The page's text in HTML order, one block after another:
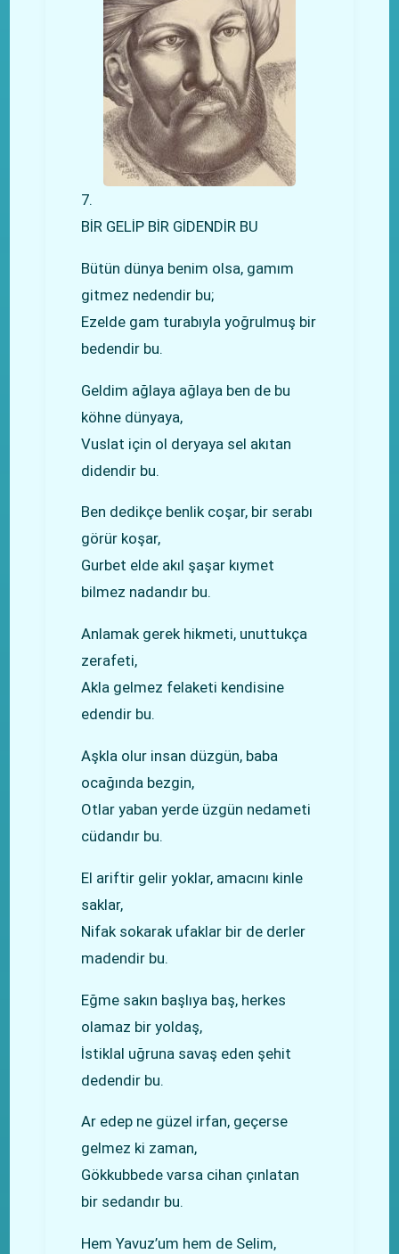
7.
BİR GELİP BİR GİDENDİR BU
Bütün dünya benim olsa, gamım
gitmez nedendir bu;
Ezelde gam turabıyla yoğrulmuş bir
bedendir bu.
Geldim ağlaya ağlaya ben de bu
köhne dünyaya,
Vuslat için ol deryaya sel akıtan
didendir bu.
Ben dedikçe benlik coşar, bir serabı
görür koşar,
Gurbet elde akıl şaşar kıymet
bilmez nadandır bu.
Anlamak gerek hikmeti, unuttukça
zerafeti,
Akla gelmez felaketi kendisine
edendir bu.
Aşkla olur insan düzgün, baba
ocağında bezgin,
Otlar yaban yerde üzgün nedameti
cüdandır bu.
El ariftir gelir yoklar, amacını kinle
saklar,
Nifak sokarak ufaklar bir de derler
madendir bu.
Eğme sakın başlıya baş, herkes
olamaz bir yoldaş,
İstiklal uğruna savaş eden şehit
dedendir bu.
Ar edep ne güzel irfan, geçerse
gelmez ki zaman,
Gökkubbede varsa cihan çınlatan
bir sedandır bu.
Hem Yavuz’um hem de Selim,